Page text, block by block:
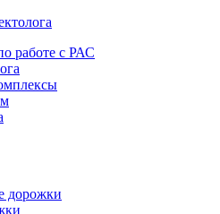
работе с РАС
дорожки